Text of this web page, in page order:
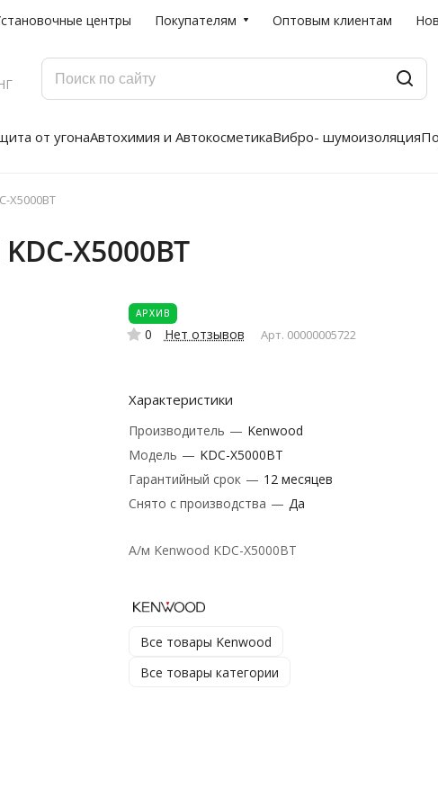
центры Покупателям Оптовым клиентам
от угонаАвтохимия и АвтокосметикаВибро- шумоизоляция
X5000BT
X5000BT
АРХИВ
0 Нет отзывов Арт. 00000005722
Характеристики
Производитель — Kenwood
Модель — KDC-X5000BT
Гарантийный срок — 12 месяцев
Снято с производства — Да
А/м Kenwood KDC-X5000BT
Все товары Kenwood
Все товары категории